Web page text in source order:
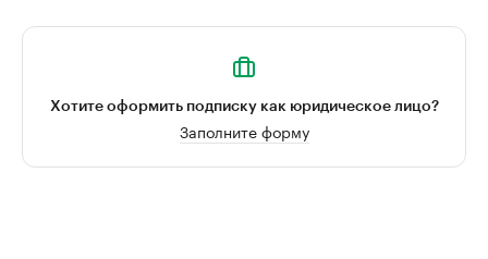
Хотите оформить подписку как юридическое лицо?
Заполните форму